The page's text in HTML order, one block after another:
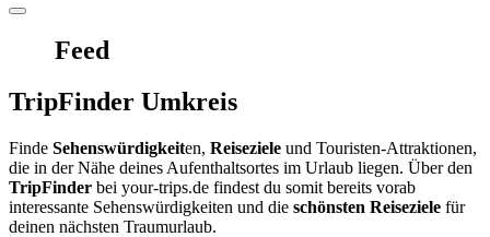
Feed
TripFinder Umkreis
Finde Sehenswürdigkeiten, Reiseziele und Touristen-Attraktionen,
die in der Nähe deines Aufenthaltsortes im Urlaub liegen. Über den
TripFinder bei your-trips.de findest du somit bereits vorab
interessante Sehenswürdigkeiten und die schönsten Reiseziele für
deinen nächsten Traumurlaub.